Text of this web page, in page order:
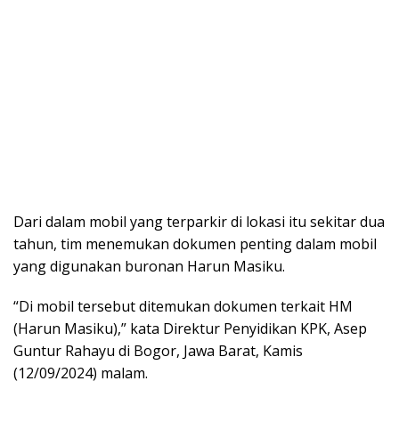
Dari dalam mobil yang terparkir di lokasi itu sekitar dua
tahun, tim menemukan dokumen penting dalam mobil
yang digunakan buronan Harun Masiku.
“Di mobil tersebut ditemukan dokumen terkait HM
(Harun Masiku),” kata Direktur Penyidikan KPK, Asep
Guntur Rahayu di Bogor, Jawa Barat, Kamis
(12/09/2024) malam.